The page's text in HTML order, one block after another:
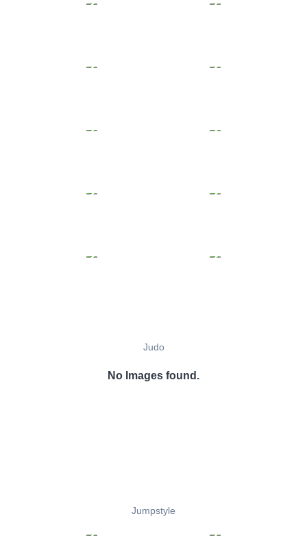
Judo
No Images found.
Jumpstyle